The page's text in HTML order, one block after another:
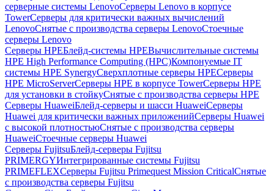
серверные системы LenovoСерверы Lenovo в корпусе
TowerСерверы для критически важных вычислений
LenovoСнятые с производства серверы LenovoСтоечные
серверы Lenovo
Серверы HPEБлейд-системы HPEВычислительные системы
HPE High Performance Computing (HPC)Компонуемые IT
системы HPE SynergyСверхплотные серверы HPEСерверы
HPE MicroServerСерверы HPE в корпусе TowerСерверы HPE
для установки в стойкуСнятые с производства серверы HPE
Серверы HuaweiБлейд-серверы и шасси HuaweiСерверы
Huawei для критически важных приложенийСерверы Huawei
с высокой плотностьюСнятые с производства серверы
HuaweiСтоечные серверы Huawei
Серверы FujitsuБлейд-серверы Fujitsu
PRIMERGYИнтегрированные системы Fujitsu
PRIMEFLEXСерверы Fujitsu Primequest Mission CriticalСнятые
с производства серверы Fujitsu